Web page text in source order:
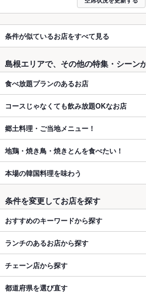
条件が似ているお店をすべて見る
島根エリアで、その他の特集・シーン
食べ放題プランのあるお店
コースじゃなくても飲み放題OKなお店
郷土料理・ご当地メニュー！
地鶏・焼き鳥・焼きとんを食べたい！
本場の韓国料理を味わう
条件を変更してお店を探す
おすすめのキーワードから探す
ランチのあるお店から探す
チェーン店から探す
都道府県を選び直す